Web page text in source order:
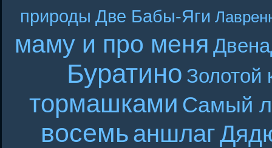
природы Две Бабы-Яги
маму и про меня
Буратино Золотой
тормашками Самый
восемьаншлаг